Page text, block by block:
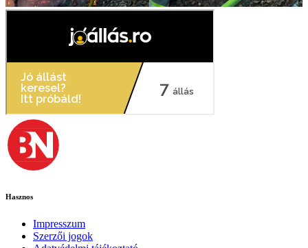
Hasznos
Impresszum
Szerzői jogok